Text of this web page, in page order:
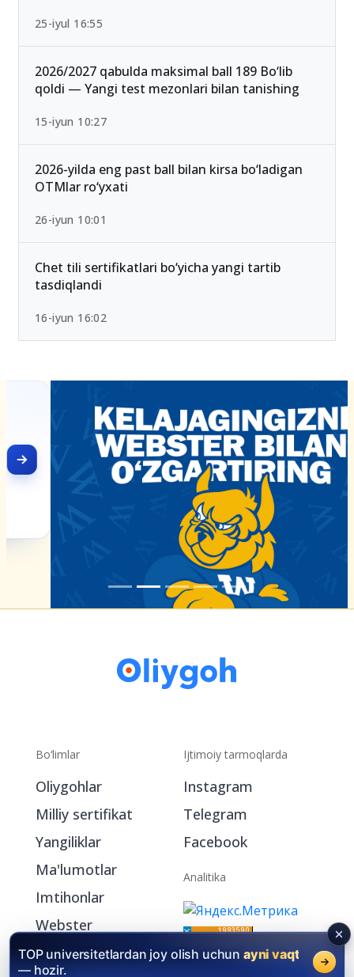
25-iyul 16:55
2026/2027 qabulda maksimal ball 189 Bo‘lib
qoldi — Yangi test mezonlari bilan tanishing
15-iyun 10:27
2026-yilda eng past ball bilan kirsa bo‘ladigan
OTMlar ro‘yxati
26-iyun 10:01
Chet tili sertifikatlari bo‘yicha yangi tartib
tasdiqlandi
16-iyun 16:02
Bo‘limlar
Oliygohlar
Milliy sertifikat
Yangiliklar
Ma'lumotlar
Imtihonlar
Webster
My.Oliygoh.uz
Ijtimoiy tarmoqlarda
Instagram
Telegram
Facebook
Analitika
TOP universitetlardan joy olish uchun ayni vaqt
— hozir.